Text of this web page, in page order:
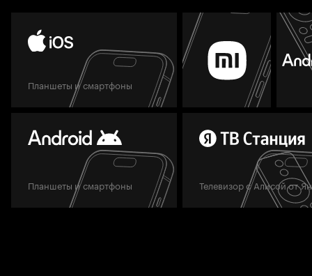
Планшеты и смартфоны
Планшеты и смартфоны Телевизор с Алисой от